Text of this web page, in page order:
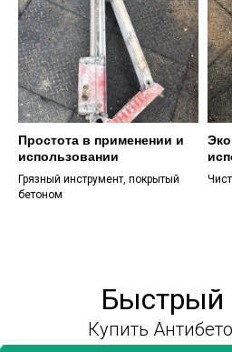
Простота в применении и
использовании
Грязный инструмент, покрытый
бетоном
Быстрый
Купить